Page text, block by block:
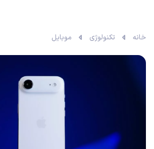
خانه تکنولوژی موبایل